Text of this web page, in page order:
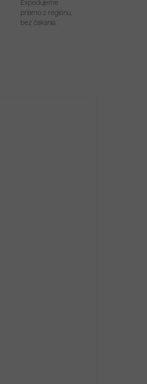
Expedujeme
priamo z regiónu,
bez čakania.